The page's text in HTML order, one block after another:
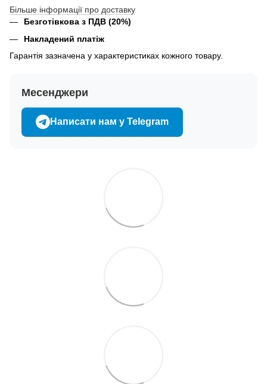
Більше інформації про доставку
Безготівкова з ПДВ (20%)
Накладений платіж
Гарантія зазначена у характеристиках кожного товару.
Месенджери
Написати нам у Telegram